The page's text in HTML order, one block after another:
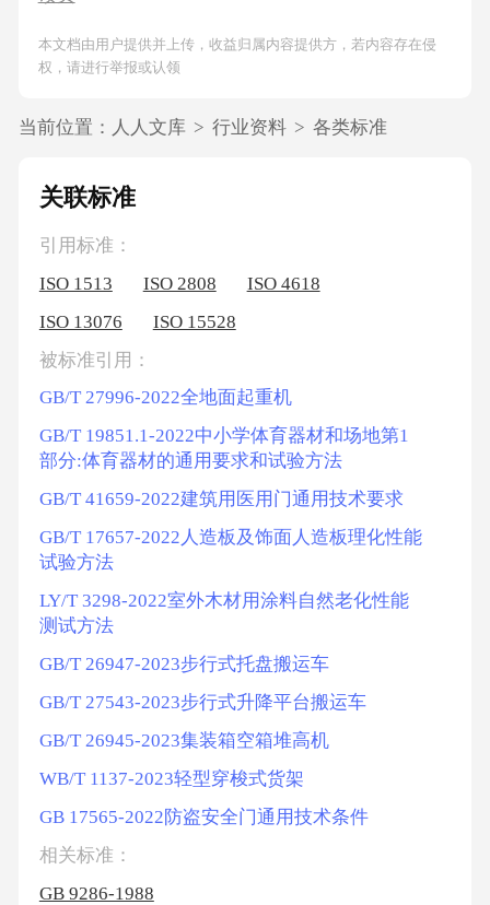
本文档由用户提供并上传，收益归属内容提供方，若内容存在侵
权，请进行举报或认领
当前位置： 人人文库 > 行业资料 > 各类标准
关联标准
引用标准：
ISO 1513
ISO 2808
ISO 4618
ISO 13076
ISO 15528
被标准引用：
GB/T 27996-2022全地面起重机
GB/T 19851.1-2022中小学体育器材和场地第1
部分:体育器材的通用要求和试验方法
GB/T 41659-2022建筑用医用门通用技术要求
GB/T 17657-2022人造板及饰面人造板理化性能
试验方法
LY/T 3298-2022室外木材用涂料自然老化性能
测试方法
GB/T 26947-2023步行式托盘搬运车
GB/T 27543-2023步行式升降平台搬运车
GB/T 26945-2023集装箱空箱堆高机
WB/T 1137-2023轻型穿梭式货架
GB 17565-2022防盗安全门通用技术条件
相关标准：
GB 9286-1988